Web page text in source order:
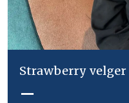
Strawberry
–